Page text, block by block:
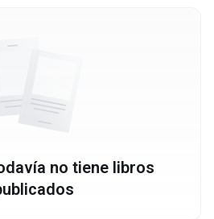
no tiene libros